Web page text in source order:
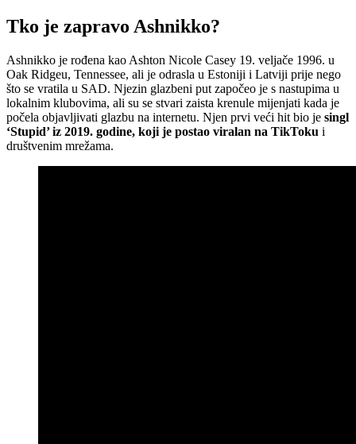
Tko je zapravo Ashnikko?
Ashnikko je rođena kao Ashton Nicole Casey 19. veljače 1996. u
Oak Ridgeu, Tennessee, ali je odrasla u Estoniji i Latviji prije nego
što se vratila u SAD. Njezin glazbeni put započeo je s nastupima u
lokalnim klubovima, ali su se stvari zaista krenule mijenjati kada je
počela objavljivati glazbu na internetu. Njen prvi veći hit bio je singl
‘Stupid’ iz 2019. godine, koji je postao viralan na TikToku i
društvenim mrežama.